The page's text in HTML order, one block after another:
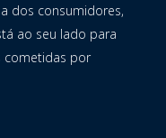
dos consumidores,
ao seu lado para
cometidas por